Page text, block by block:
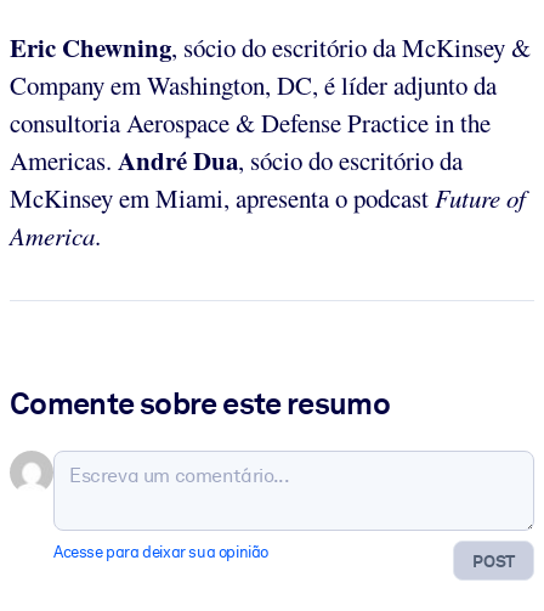
Eric Chewning, sócio do escritório da McKinsey &
Company em Washington, DC, é líder adjunto da
consultoria Aerospace & Defense Practice in the
Americas. André Dua, sócio do escritório da
McKinsey em Miami, apresenta o podcastFuture of
America.
Comente sobre este resumo
POST
Acesse para deixar sua opinião